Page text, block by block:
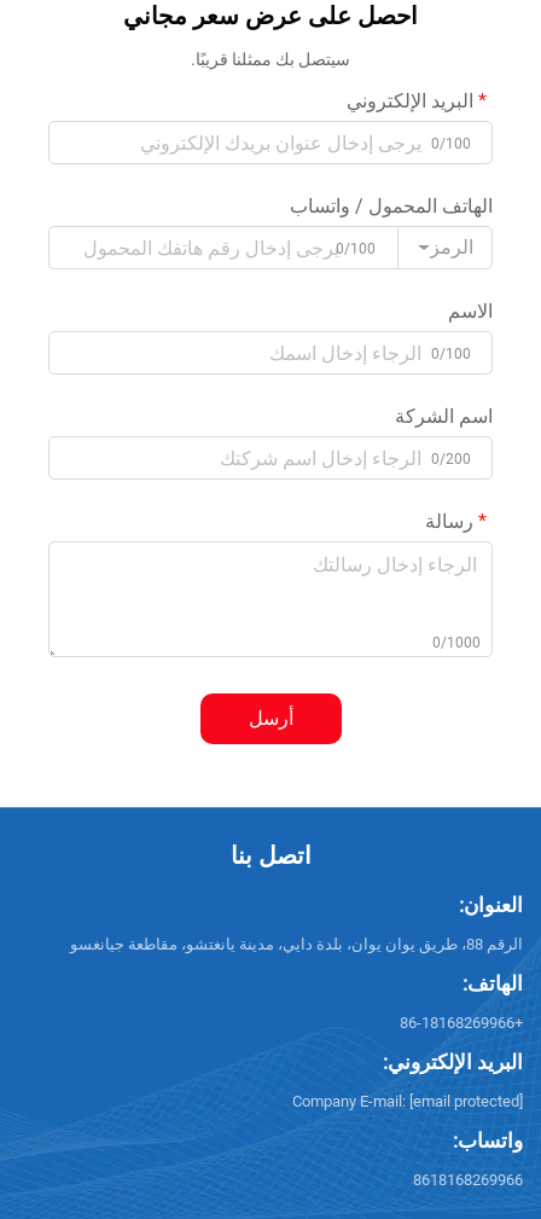
احصل على عرض سعر مجاني
سيتصل بك ممثلنا قريبًا.
البريد الإلكتروني
0/100
الهاتف المحمول / واتساب
الرمز
0/100
الاسم
0/100
اسم الشركة
0/200
رسالة
0/1000
أرسل
اتصل بنا
العنوان:
الرقم 88، طريق يوان يوان، بلدة دايي، مدينة يانغتشو، مقاطعة جيانغسو
الهاتف:
+86-18168269966
البريد الإلكتروني:
Company E-mail: [email protected]
واتساب:
8618168269966